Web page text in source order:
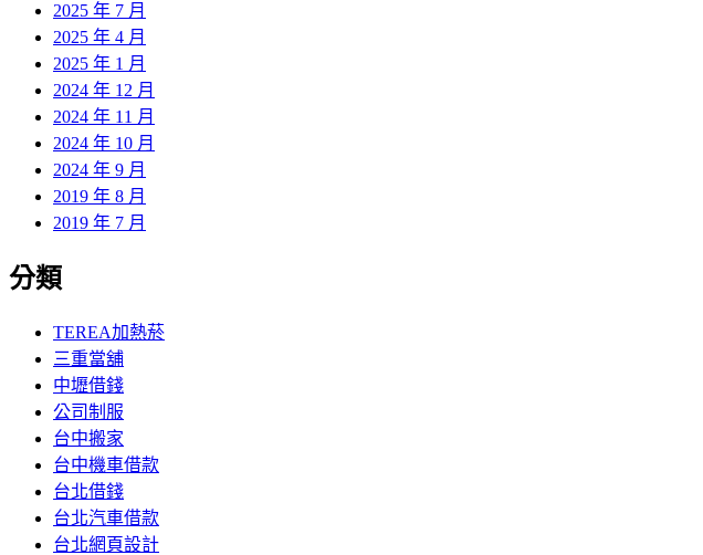
2025 年 7 月
2025 年 4 月
2025 年 1 月
2024 年 12 月
2024 年 11 月
2024 年 10 月
2024 年 9 月
2019 年 8 月
2019 年 7 月
分類
TEREA加熱菸
三重當舖
中壢借錢
公司制服
台中搬家
台中機車借款
台北借錢
台北汽車借款
台北網頁設計